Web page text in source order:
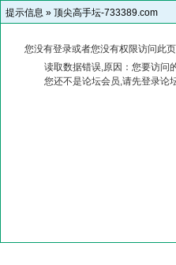
提示信息 » 顶尖高手坛-733389.com
您没有登录或者您没有权限访问此
读取数据错误,原因：您要访问
您还不是论坛会员,请先登录论